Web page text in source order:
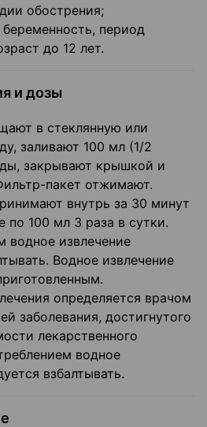
обострения;
период
до 12 лет.
и дозы
в стеклянную или
заливают 100 мл (1/2
закрывают крышкой и
пакет отжимают.
внутрь за 30 минут
по 100 мл 3 раза в сутки.
водное извлечение
Водное извлечение
определяется врачом
заболевания, достигнутого
лекарственного
водное
взбалтывать.